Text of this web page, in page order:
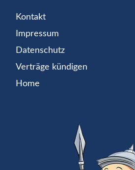
Kontakt
Impressum
Datenschutz
Verträge kündigen
Home